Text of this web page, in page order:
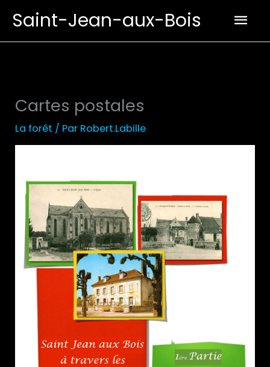
contenu
Saint-Jean-aux-Bois
Cartes postales
La forêt / Par Robert.Labille